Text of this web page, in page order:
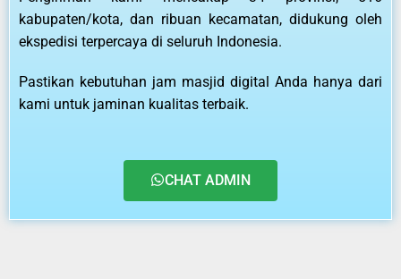
kabupaten/kota, dan ribuan kecamatan, didukung oleh
ekspedisi terpercaya di seluruh Indonesia.
Pastikan kebutuhan jam masjid digital Anda hanya dari
kami untuk jaminan kualitas terbaik.
CHAT ADMIN